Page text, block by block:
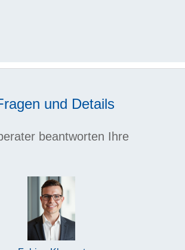
und Details
beantworten Ihre